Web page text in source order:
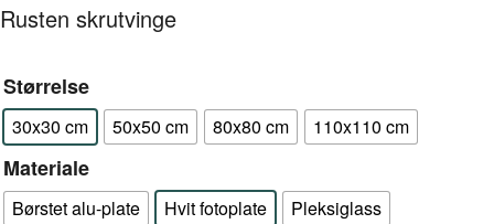
Rusten skrutvinge
Størrelse
30x30 cm 50x50 cm 80x80 cm 110x110 cm
Materiale
Børstet alu-plate Hvit fotoplate Pleksiglass